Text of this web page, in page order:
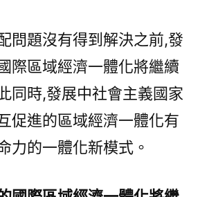
問題沒有得到解決之前,發
際區域經濟一體化將繼續
同時,發展中社會主義國家
促進的區域經濟一體化有
力的一體化新模式。